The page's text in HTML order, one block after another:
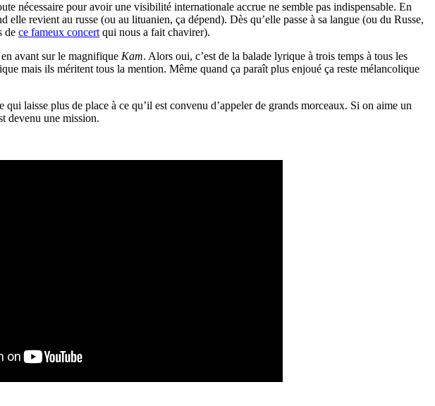
nécessaire pour avoir une visibilité internationale accrue ne semble pas indispensable. En
elle revient au russe (ou au lituanien, ça dépend). Dès qu’elle passe à sa langue (ou du Russe,
de ce fameux concert qui nous a fait chavirer).
avant sur le magnifique Kam. Alors oui, c’est de la balade lyrique à trois temps à tous les
mais ils méritent tous la mention. Même quand ça paraît plus enjoué ça reste mélancolique
qui laisse plus de place à ce qu’il est convenu d’appeler de grands morceaux. Si on aime un
devenu une mission.